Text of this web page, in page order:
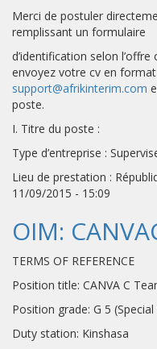
Merci de postuler
remplissant un formulaire
d’identification selon
envoyez votre cv en format
support@afrikinterim.com
poste.
I. Titre du poste :
Type d’entreprise :
Lieu de prestation :
11/09/2015 - 15:09
OIM:
TERMS OF REFERENCE
Position title: CANVA C
Position grade: G 5
Duty station: Kinshasa